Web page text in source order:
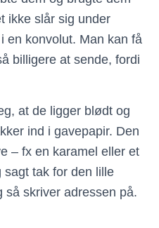
ikke slår sig under
en konvolut. Man kan få
billigere at sende, fordi
at de ligger blødt og
ind i gavepapir. Den
– fx en karamel eller et
tak for den lille
så skriver adressen på.